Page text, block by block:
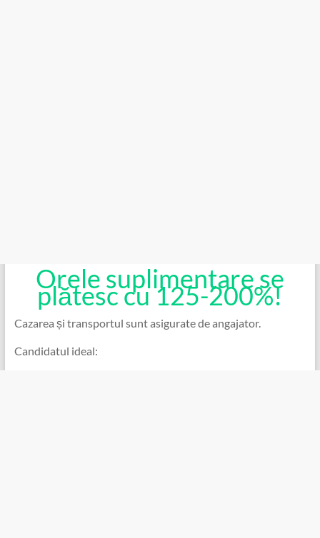
Orele suplimentare se
plătesc cu 125-200%!
Cazarea și transportul sunt asigurate de angajator.
Candidatul ideal: